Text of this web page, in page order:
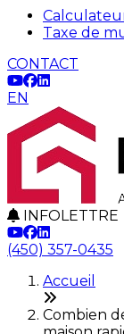
Taxe de
CONTACT
EN
INFOLETTRE
(450) 357-0435
Accueil
Combien